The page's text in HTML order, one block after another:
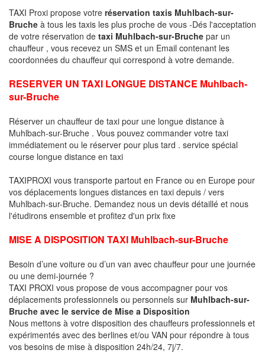
TAXI Proxi propose votre réservation taxis Muhlbach-sur-
Bruche à tous les taxis les plus proche de vous -Dés l'acceptation
de votre réservation de taxi Muhlbach-sur-Bruche par un
chauffeur , vous recevez un SMS et un Email contenant les
coordonnées du chauffeur qui correspond à votre demande.
RESERVER UN TAXI LONGUE DISTANCE Muhlbach-
sur-Bruche
Réserver un chauffeur de taxi pour une longue distance à
Muhlbach-sur-Bruche . Vous pouvez commander votre taxi
immédiatement ou le réserver pour plus tard . service spécial
course longue distance en taxi
TAXIPROXI vous transporte partout en France ou en Europe pour
vos déplacements longues distances en taxi depuis / vers
Muhlbach-sur-Bruche. Demandez nous un devis détaillé et nous
l'étudirons ensemble et profitez d'un prix fixe
MISE A DISPOSITION TAXI Muhlbach-sur-Bruche
Besoin d’une voiture ou d’un van avec chauffeur pour une journée
ou une demi-journée ?
TAXI PROXI vous propose de vous accompagner pour vos
déplacements professionnels ou personnels sur Muhlbach-sur-
Bruche avec le service de Mise a Disposition
Nous mettons à votre disposition des chauffeurs professionnels et
expérimentés avec des berlines et/ou VAN pour répondre à tous
vos besoins de mise à disposition 24h/24, 7j/7.